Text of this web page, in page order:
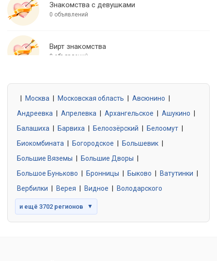
Знакомства с девушками
0 объявлений
Вирт знакомства
0 объявлений
0 объявлений
Знакомства без обязательств
0 объявлений
Москва Московская область Авсюнино
Андреевка
Апрелевка Архангельское Ашукино
Балашиха
Барвиха Белоозёрский Белоомут
Биокомбината
Богородское Большевик
Большие Вяземы
Большие Дворы
Большое Буньково
Бронницы Быково Ватутинки
Вербилки
Верея Видное Володарского
и ещё 3702 регионов ▼